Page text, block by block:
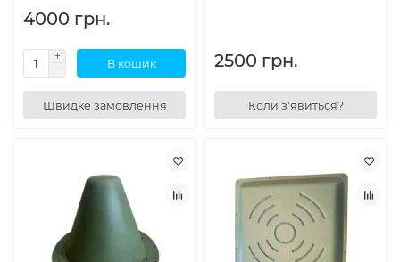
4000 грн.
В кошик
Швидке замовлення
2500 грн.
Коли з'явиться?